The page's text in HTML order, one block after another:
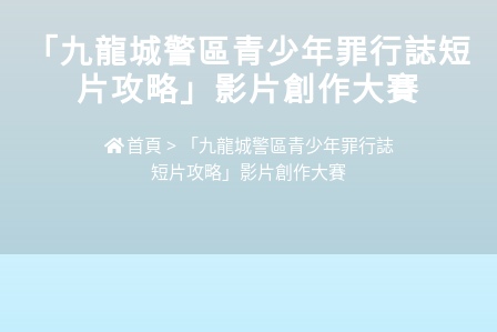
「九龍城警區青少年罪行誌短
片攻略」影片創作大賽
首頁 >
「九龍城警區青少年罪行誌
短片攻略」影片創作大賽